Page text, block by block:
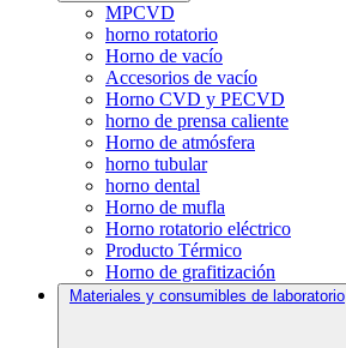
MPCVD
horno rotatorio
Horno de vacío
Accesorios de vacío
Horno CVD y PECVD
horno de prensa caliente
Horno de atmósfera
horno tubular
horno dental
Horno de mufla
Horno rotatorio eléctrico
Producto Térmico
Horno de grafitización
Materiales y consumibles de laboratorio